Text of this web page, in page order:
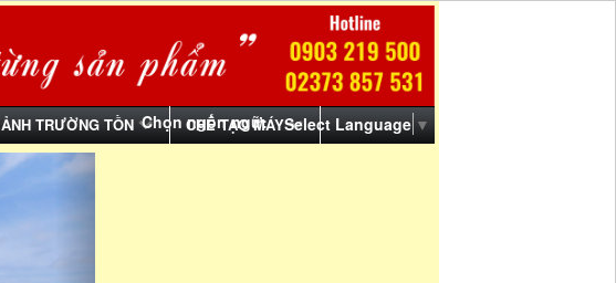
ẢNH TRƯỜNG TỒN CHẾ TẠO MÁY
Chọn ngôn ngữ: Select Language ▼